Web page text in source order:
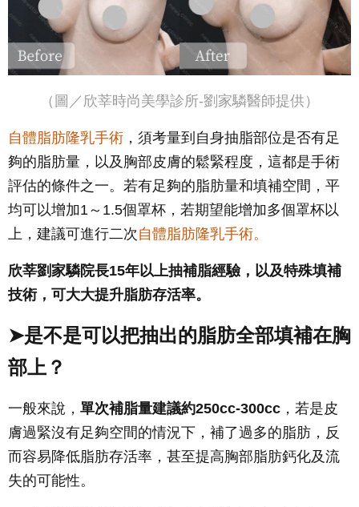
（圖／欣莘時尚美學診所-劉家驎醫師提供）
自體脂肪隆乳手術 ，須考量到自身抽脂部位是否有足
夠的脂肪量，以及胸部皮膚的鬆緊程度，這都是手術
評估的條件之一。若有足夠的脂肪量和填補空間，平
均可以增加1～1.5個罩杯，若期望能增加多個罩杯以
上，建議可進行二次 自體脂肪隆乳手術。
欣莘劉家驎院長15年以上抽補脂經驗，以及特殊填補
技術，可大大提升脂肪存活率。
➤是不是可以把抽出的脂肪全部填補在胸
部上？
一般來說， 單次補脂量建議約250cc-300cc ，若是皮
膚過緊沒有足夠空間的情況下，補了過多的脂肪，反
而容易降低脂肪存活率，甚至提高胸部脂肪鈣化及流
失的可能性。